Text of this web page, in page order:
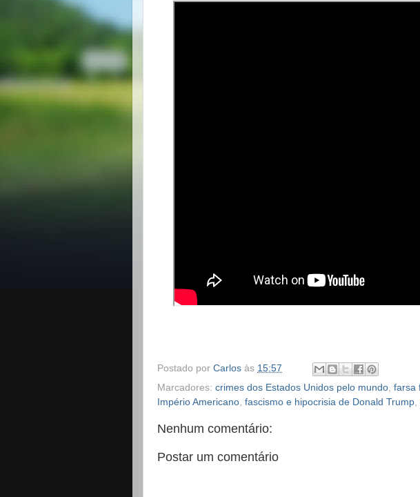
Postado por Carlos às 15:57
Marcadores: crimes dos Estados Unidos pelo mundo farsa
Império Americano fascismo e hipocrisia de Donald Trump
Nenhum comentário:
Postar um comentário